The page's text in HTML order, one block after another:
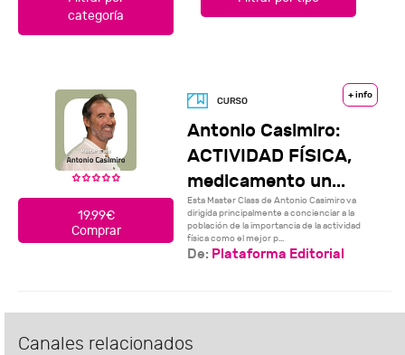
categoría
19.99€
Comprar
+ info
Antonio Casimiro:
ACTIVIDAD FÍSICA,
medicamento un...
Esta Master Class de Antonio Casimiro va
dirigida principalmente a concienciar a la
población de la importancia de la actividad
física como el mejor p...
De: Plataforma Editorial
Canales relacionados